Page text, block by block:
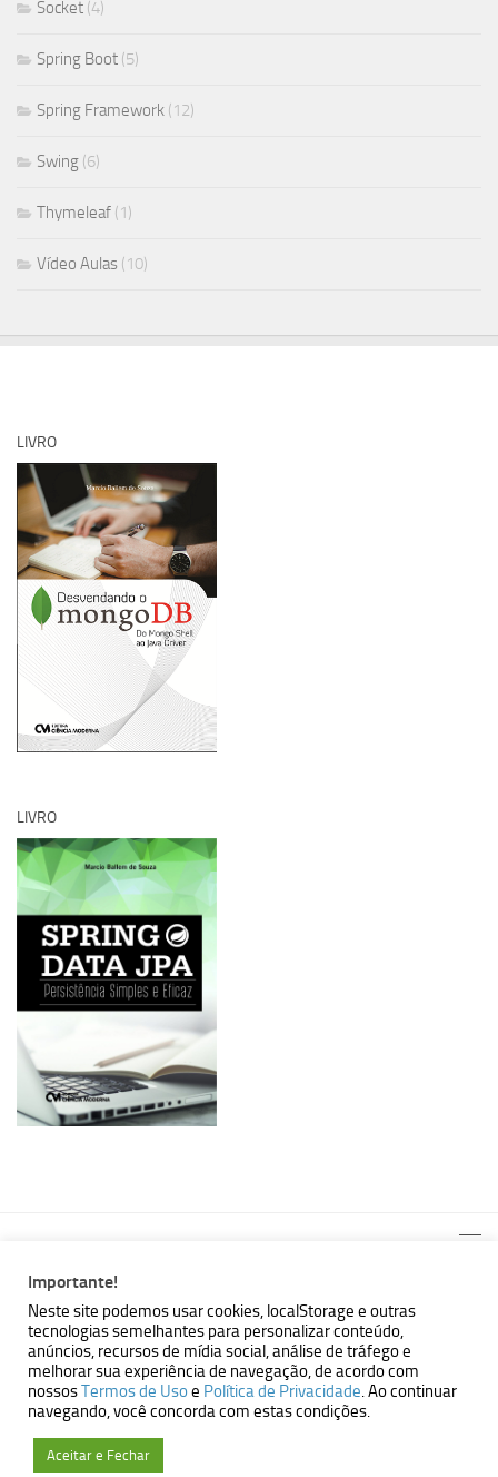
Socket (4)
Spring Boot (5)
Spring Framework (12)
Swing (6)
Thymeleaf (1)
Vídeo Aulas (10)
LIVRO
LIVRO
MBallem | Programando com Java © 2026. Todos Direitos
Reservados.
Powered by - Designed with theHueman theme
Importante!
Neste site podemos usar cookies, localStorage e outras
tecnologias semelhantes para personalizar conteúdo,
anúncios, recursos de mídia social, análise de tráfego e
melhorar sua experiência de navegação, de acordo com
nossosTermos de Usoe Política de Privacidade. Ao continuar
navegando, você concorda com estas condições.
Aceitar e Fechar